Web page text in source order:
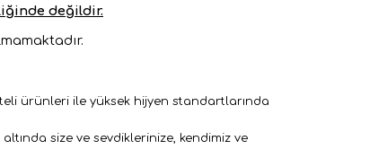
değildir.
ürünleri ile yüksek hijyen standartlarında
size ve sevdiklerinize, kendimiz ve